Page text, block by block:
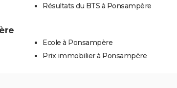
Résultats du BTS à Ponsampère
Ecole à Ponsampère
Prix immobilier à Ponsampère